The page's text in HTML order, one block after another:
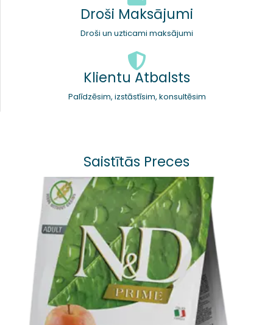
Droši Maksājumi
Droši un uzticami maksājumi
Klientu Atbalsts
Palīdzēsim, izstāstīsim, konsultēsim
Saistītās Preces